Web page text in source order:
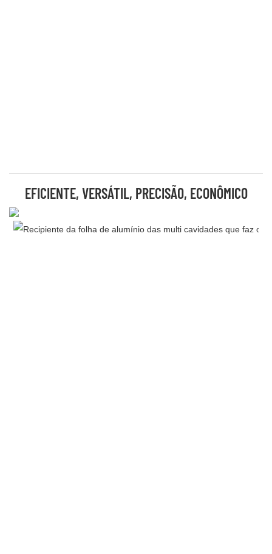
EFICIENTE, VERSÁTIL, PRECISÃO, ECONÔMICO